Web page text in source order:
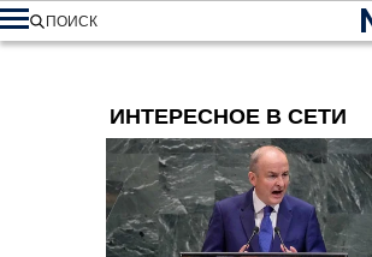
ПОИСК